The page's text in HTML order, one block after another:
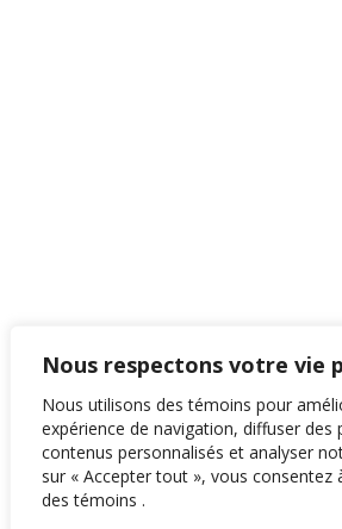
Nous respectons votre vie
Nous utilisons des témoins pour
expérience de navigation, diffuser des
contenus personnalisés et analyser
sur « Accepter tout », vous consentez
des témoins .